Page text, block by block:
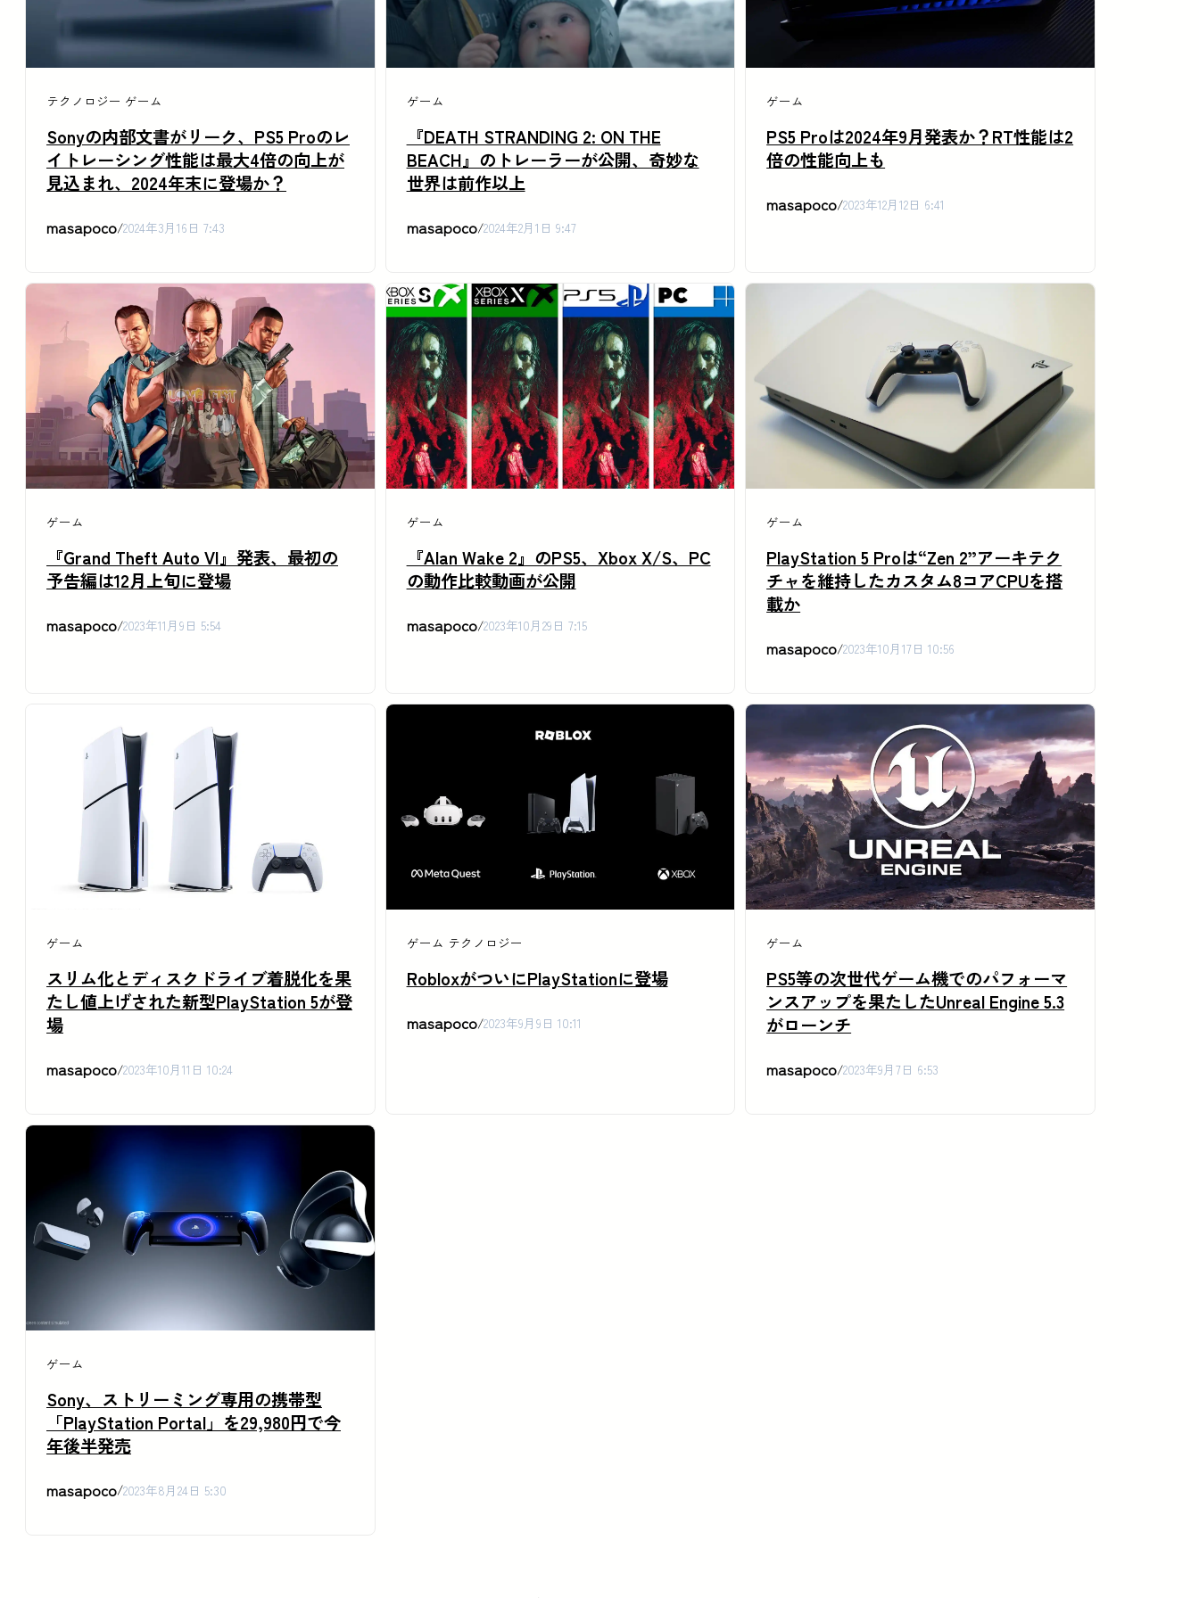
テクノロジー ゲーム
Sonyの内部文書がリーク、PS5 Proのレ
イトレーシング性能は最大4倍の向上が
見込まれ、2024年末に登場か？
masapoco/2024年3月16日 7:43
ゲーム
『DEATH STRANDING 2: ON THE
BEACH』のトレーラーが公開、奇妙な
世界は前作以上
masapoco/2024年2月1日 9:47
ゲーム
PS5 Proは2024年9月発表か？RT性能は2
倍の性能向上も
masapoco/2023年12月12日 6:41
ゲーム
『Grand Theft Auto VI』発表、最初の
予告編は12月上旬に登場
masapoco/2023年11月9日 5:54
ゲーム
『Alan Wake 2』のPS5、Xbox X/S、PC
の動作比較動画が公開
masapoco/2023年10月29日 7:15
ゲーム
PlayStation 5 Proは“Zen 2”アーキテク
チャを維持したカスタム8コアCPUを搭
載か
masapoco/2023年10月17日 10:56
ゲーム
スリム化とディスクドライブ着脱化を果
たし値上げされた新型PlayStation 5が登
場
masapoco/2023年10月11日 10:24
ゲーム テクノロジー
RobloxがついにPlayStationに登場
masapoco/2023年9月9日 10:11
ゲーム
PS5等の次世代ゲーム機でのパフォーマ
ンスアップを果たしたUnreal Engine 5.3
がローンチ
masapoco/2023年9月7日 6:53
ゲーム
Sony、ストリーミング専用の携帯型
「PlayStation Portal」を29,980円で今
年後半発売
masapoco/2023年8月24日 5:30